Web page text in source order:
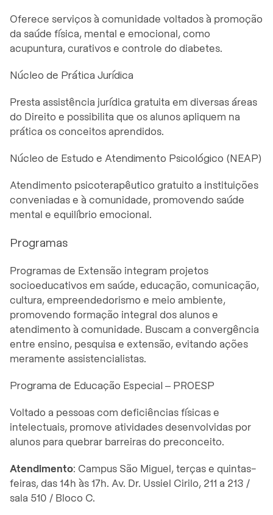
Oferece serviços à comunidade voltados à promoção
da saúde física, mental e emocional, como
acupuntura, curativos e controle do diabetes.
Núcleo de Prática Jurídica
Presta assistência jurídica gratuita em diversas áreas
do Direito e possibilita que os alunos apliquem na
prática os conceitos aprendidos.
Núcleo de Estudo e Atendimento Psicológico (NEAP)
Atendimento psicoterapêutico gratuito a instituições
conveniadas e à comunidade, promovendo saúde
mental e equilíbrio emocional.
Programas
Programas de Extensão integram projetos
socioeducativos em saúde, educação, comunicação,
cultura, empreendedorismo e meio ambiente,
promovendo formação integral dos alunos e
atendimento à comunidade. Buscam a convergência
entre ensino, pesquisa e extensão, evitando ações
meramente assistencialistas.
Programa de Educação Especial – PROESP
Voltado a pessoas com deficiências físicas e
intelectuais, promove atividades desenvolvidas por
alunos para quebrar barreiras do preconceito.
Atendimento: Campus São Miguel, terças e quintas-
feiras, das 14h às 17h. Av. Dr. Ussiel Cirilo, 211 a 213 /
sala 510 / Bloco C.